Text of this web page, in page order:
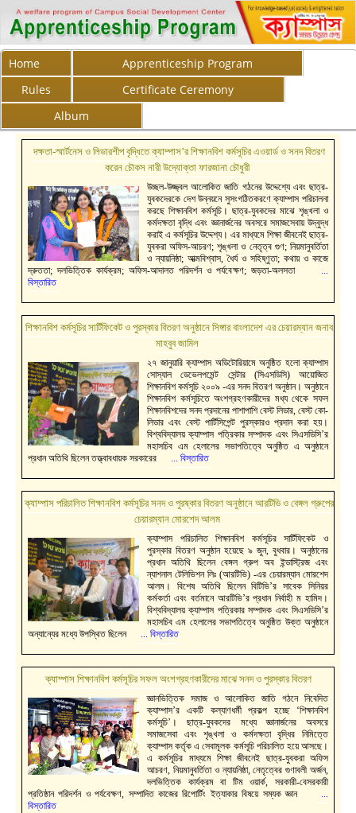
Home
Apprenticeship Program
Rules
Certificate Ceremony
Album
দক্ষতা-স্মার্টনেস ও লিডারশীপ বৃদ্ধিতে ক্যাম্পাস’র শিক্ষানবিশ কর্মসূচির এওয়ার্ড ও সনদ বিতরণ
করেন চৌকস নারী উদ্যোক্তা ফারজানা চৌধুরী
উচ্ছল-উজ্জ্বল আলোকিত জাতি গঠনের উদ্দেশ্যে এবং ছাত্র-
যুবকদেরকে দেশ উন্নয়নে সুসংগঠিতকরণে ক্যাম্পাস পরিচালনা
করছে শিক্ষানবিশ কর্মসূচি। ছাত্র-যুবকদের মাঝে শৃঙ্খলা ও
কর্মদক্ষতা বৃদ্ধি এবং জ্ঞানার্জনের অবসরে সমাজসেবায় উদ্বুদ্ধ
করাই এ কর্মসূচির উদ্দেশ্য। এর মাধ্যমে শিক্ষা জীবনেই ছাত্র-
যুবকরা অফিস-আচরণ; শৃঙ্খলা ও নেতৃত্ব গুণ; নিয়মানুবর্তিতা
ও ন্যায়নিষ্ঠা; আত্মবিশ্বাস, ধৈর্য ও সহিষ্ণুতা; কথায় ও কাজে
দ্রুততা; দলভিত্তিক কার্যক্রম; অফিস-আদালত পরিদর্শন ও পর্যবেক্ষণ; জড়তা-অলসতা
...
বিস্তারিত
শিক্ষানবিশ কর্মসূচির সার্টিফিকেট ও পুরস্কার বিতরণ অনুষ্ঠানে সিঙ্গার বাংলাদেশ এর চেয়ারম্যান জনাব
মাহবুব জামিল
২৭ জানুয়ারি ক্যাম্পাস অডিটোরিয়ামে অনুষ্ঠিত হলো ক্যাম্পাস
সোস্যাল ডেভেলপমেন্ট সেন্টার (সিএসডিসি) আয়োজিত
শিক্ষানবিশ কর্মসূচি ২০০৯ -এর সনদ বিতরণ অনুষ্ঠান। অনুষ্ঠানে
শিক্ষানবিশ কর্মসূচিতে অংশগ্রহণকারীদের মধ্য থেকে সফল
শিক্ষানবিশদের সনদ প্রদানের পাশাপাশি বেস্ট লিডার, বেস্ট কো-
লিডার এবং বেস্ট পার্টিসিপেন্ট পুরস্কারও প্রদান করা হয়।
বিশ্ববিদ্যালয় ক্যাম্পাস পত্রিকার সম্পাদক এবং সিএসডিসি’র
মহাসচিব এম হেলালের সভাপতিত্বে অনুষ্ঠিত এ অনুষ্ঠানে
প্রধান অতিথি ছিলেন তত্ত্বাবধায়ক সরকারের
... বিস্তারিত
ক্যাম্পাস পরিচালিত শিক্ষানবিশ কর্মসূচির সনদ ও পুরষ্কার বিতরণ অনুষ্ঠানে আরটিভি ও বেঙ্গল গ্রুপের
চেয়ারম্যান মোরশেদ আলম
ক্যাম্পাস পরিচালিত শিক্ষানবিশ কর্মসূচির সার্টিফিকেট ও
পুরস্কার বিতরণ অনুষ্ঠান হয়েছে ৯ জুন, বুধবার। অনুষ্ঠানের
প্রধান অতিথি ছিলেন বেঙ্গল গ্রুপ অব ইন্ডাস্ট্রিজ এবং
ন্যাশনাল টেলিভিশন লিঃ (আরটিভি) -এর চেয়ারম্যান মোরশেদ
আলম। বিশেষ অতিথি ছিলেন বিটিভি’র সাবেক সিনিয়র
কর্মকর্তা এবং বর্তমানে আরটিভি’র প্রধান নির্বাহী ম হামিদ।
বিশ্ববিদ্যালয় ক্যাম্পাস পত্রিকার সম্পাদক এবং সিএসডিসি’র
মহাসচিব এম হেলালের সভাপতিত্বে অনুষ্ঠিত উক্ত অনুষ্ঠানে
অন্যান্যের মধ্যে উপস্থিত ছিলেন
... বিস্তারিত
ক্যাম্পাস শিক্ষানবিশ কর্মসূচির সফল অংশগ্রহণকারীদের মাঝে সনদ ও পুরস্কার বিতরণ
জ্ঞানভিত্তিক সমাজ ও আলোকিত জাতি গঠনে নিবেদিত
ক্যাম্পাস’র একটি কল্যাণধর্মী প্রকল্প হচ্ছে ‘শিক্ষানবিশ
কর্মসূচি’। ছাত্র-যুবকদের মধ্যে জ্ঞানার্জনের অবসরে
সমাজসেবা এবং শৃঙ্খলা ও কর্মদক্ষতা বৃদ্ধির নিমিত্তে
ক্যাম্পাস কর্তৃক এ সেবামূলক কর্মসূচি পরিচালিত হয়ে আসছে।
এ কর্মসূচির মাধ্যমে শিক্ষা জীবনেই ছাত্র-যুবকরা অফিস
আচরণ, নিয়মানুবর্তিতা ও ন্যায়নিষ্ঠা, নেতৃত্বের গুণাবলী অর্জন,
দলভিত্তিক কার্যক্রম বা টিম ওয়ার্ক, সরকারী-বেসরকারী
প্রতিষ্ঠান পরিদর্শন ও পর্যবেক্ষণ, সম্পাদিত কাজের রিপোর্টিং ইত্যাকার বিষয়ে সম্যক জ্ঞান
...
বিস্তারিত